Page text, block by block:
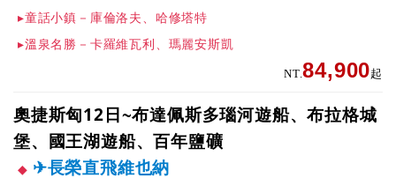
▸童話小鎮－庫倫洛夫、哈修塔特
▸溫泉名勝－卡羅維瓦利、瑪麗安斯凱
NT.84,900起
奧捷斯匈12日~布達佩斯多瑙河遊船、布拉格城
堡、國王湖遊船、百年鹽礦
✈長榮直飛維也納